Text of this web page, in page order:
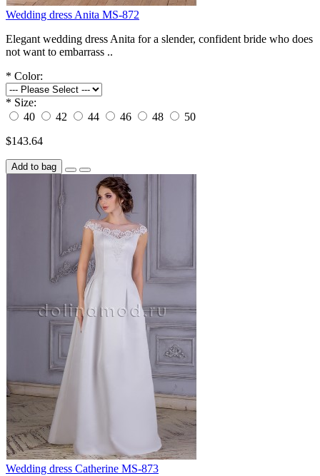
Wedding dress Anita MS-872
Elegant wedding dress Anita for a slender, confident bride who does
not want to embarrass ..
* Color:
* Size:
40
42 44 46 48
50
$143.64
Add to bag
Wedding dress Catherine MS-873